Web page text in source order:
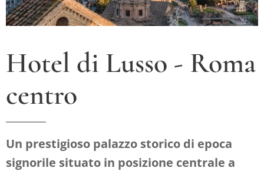
Hotel di Lusso - Roma
centro
Un prestigioso palazzo storico di epoca
signorile situato in posizione centrale a